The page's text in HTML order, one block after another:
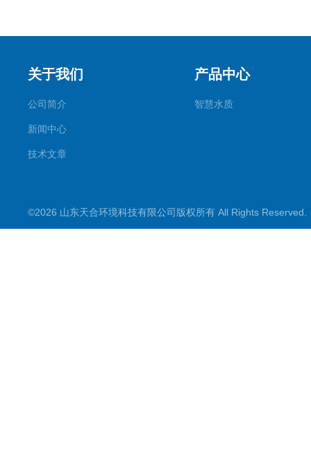
关于我们
公司简介
新闻中心
技术文章
产品中心
智慧水质
©2026 山东天合环境科技有限公司版权所有 All Rights